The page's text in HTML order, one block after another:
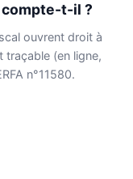
compte-t-il ?
ouvrent droit à
traçable (en ligne,
n°11580.